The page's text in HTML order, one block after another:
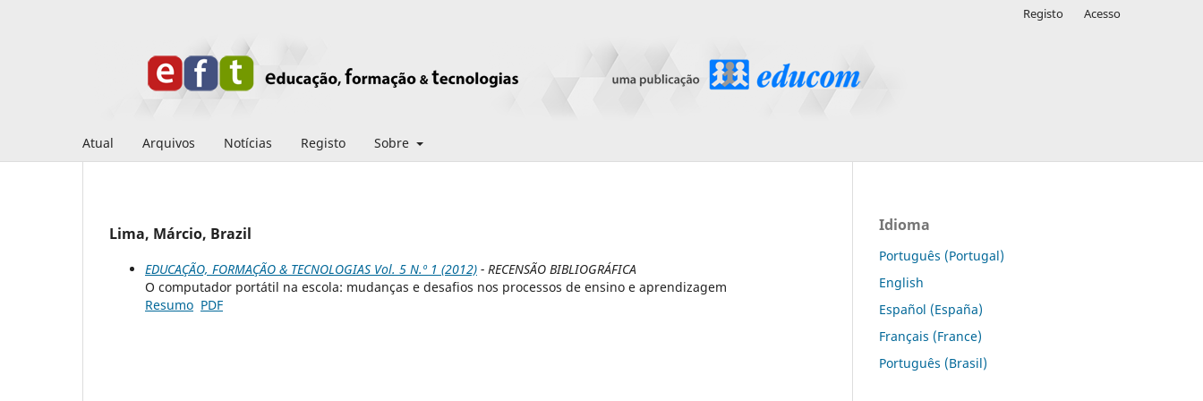
Atual Arquivos Notícias Registo Sobre
Registo Acesso
Lima, Márcio, Brazil
EDUCAÇÃO, FORMAÇÃO & TECNOLOGIAS Vol. 5 N.º 1 (2012) - RECENSÃO BIBLIOGRÁFICA
O computador portátil na escola: mudanças e desafios nos processos de ensino e aprendizagem
Resumo PDF
Idioma
Português (Portugal)
English
Español (España)
Français (France)
Português (Brasil)